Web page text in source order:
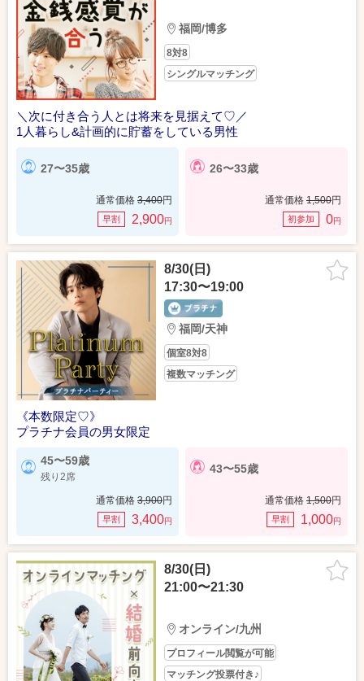
福岡/博多
8対8
シングルマッチング
＼次に付き合う人とは将来を見据えて♡／
1人暮らし&計画的に貯蓄をしている男性
27〜35歳
通常価格 3,400円
早割 2,900円
26〜33歳
通常価格 1,500円
初参加 0円
8/30(日)
17:30〜19:00
福岡/天神
個室8対8
複数マッチング
《本数限定♡》
プラチナ会員の男女限定
45〜59歳
残り2席
通常価格 3,900円
早割 3,400円
43〜55歳
通常価格 1,500円
早割 1,000円
8/30(日)
21:00〜21:30
オンライン/九州
プロフィール閲覧が可能
マッチング投票付き♪